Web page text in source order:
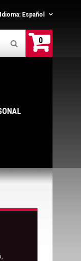
Idioma: Español
0